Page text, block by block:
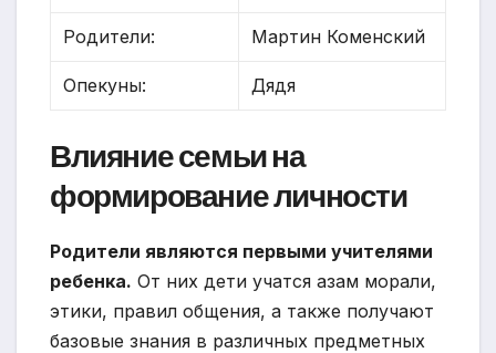
Родители: Мартин Коменский
Опекуны: Дядя
Влияние семьи на
формирование личности
Родители являются первыми учителями
ребенка. От них дети учатся азам морали,
этики, правил общения, а также получают
базовые знания в различных предметных